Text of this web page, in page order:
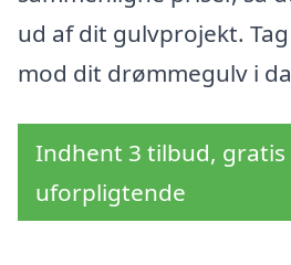
ud af dit gulvprojekt.
mod dit drømmegulv i
Indhent 3 tilbud, gratis
uforpligtende